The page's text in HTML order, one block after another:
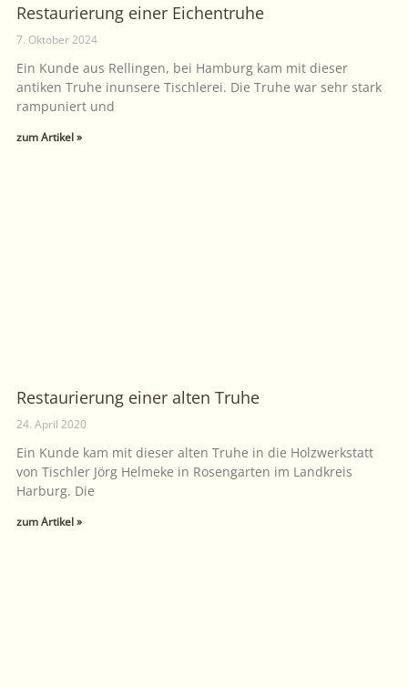
Restaurierung einer Eichentruhe
7. Oktober 2024
Ein Kunde aus Rellingen, bei Hamburg kam mit dieser
antiken Truhe inunsere Tischlerei. Die Truhe war sehr stark
rampuniert und
zum Artikel »
Restaurierung einer alten Truhe
24. April 2020
Ein Kunde kam mit dieser alten Truhe in die Holzwerkstatt
von Tischler Jörg Helmeke in Rosengarten im Landkreis
Harburg. Die
zum Artikel »